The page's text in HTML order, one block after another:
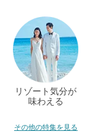
リゾート気分が
味わえる
その他の特集を見る